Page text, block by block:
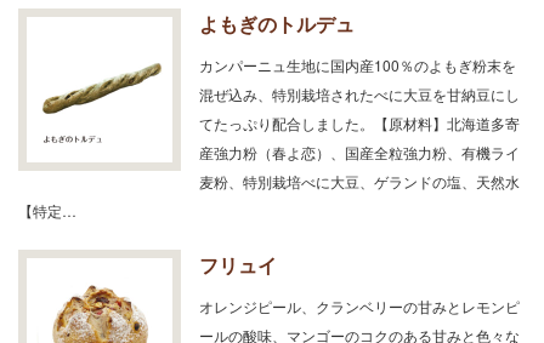
よもぎのトルデュ
カンパーニュ生地に国内産100％のよもぎ粉末を
混ぜ込み、特別栽培されたべに大豆を甘納豆にし
てたっぷり配合しました。【原材料】北海道多寄
産強力粉（春よ恋）、国産全粒強力粉、有機ライ
麦粉、特別栽培べに大豆、ゲランドの塩、天然水
【特定…
フリュイ
オレンジピール、クランベリーの甘みとレモンピ
ールの酸味、マンゴーのコクのある甘みと色々な